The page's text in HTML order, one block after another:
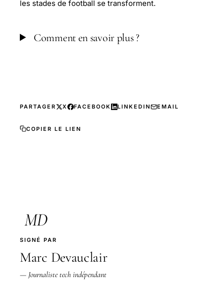
les stades de football se transforment.
Comment en savoir plus ?
PARTAGER X FACEBOOK LINKEDIN EMAIL
COPIER LE LIEN
MD
SIGNÉ PAR
Marc Devauclair
— Journaliste tech indépendant